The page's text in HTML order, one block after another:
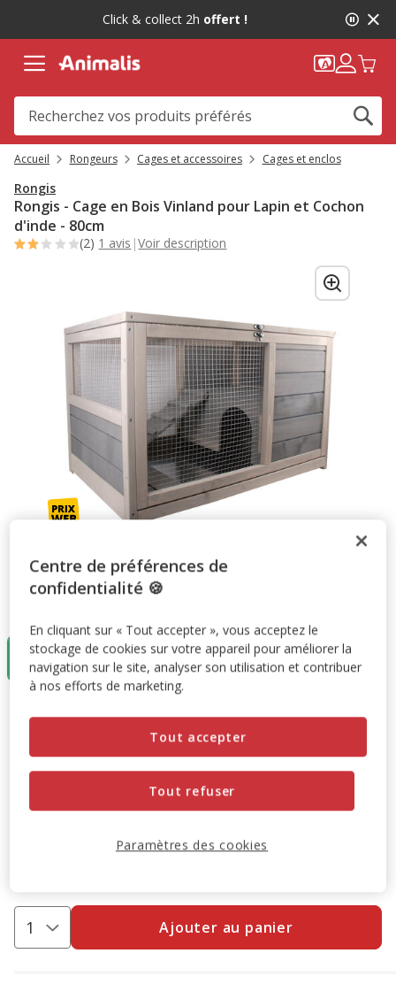
message,
Click & collect 2h offert !
Accueil Rongeurs Cages et accessoires Cages et enclos
Rongis
Rongis - Cage en Bois Vinland pour Lapin et Cochon
d'inde - 80cm
(2) 1 avis |Voir description
80cm
99.95€
Promotion disponible
-10% sur votre première commande* avec votre Carte
Voir conditions
Prix 99.95€
99.95€
Ajouter au panier
Centre de préférences de
confidentialité 🍪
En cliquant sur « Tout accepter », vous acceptez le
stockage de cookies sur votre appareil pour améliorer la
navigation sur le site, analyser son utilisation et contribuer
à nos efforts de marketing.
Tout refuser
Tout accepter
Paramètres des cookies